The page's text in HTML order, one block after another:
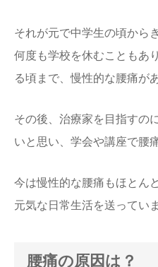
それが元で中学生の頃から
何度も学校を休むこともあ
る頃まで、慢性的な腰痛が
その後、治療家を目指すの
いと思い、学会や講座で腰
今は慢性的な腰痛もほとん
元気な日常生活を送っていま
腰痛の原因は？